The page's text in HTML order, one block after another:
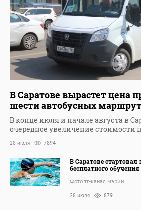
В Саратове вырастет цена
шести автобусных
В конце июля и начале августа в
очередное увеличение стоимости
28 июля 7894
В Саратове
бесплатного
Фото тг-канал мэрии
28 июля 879